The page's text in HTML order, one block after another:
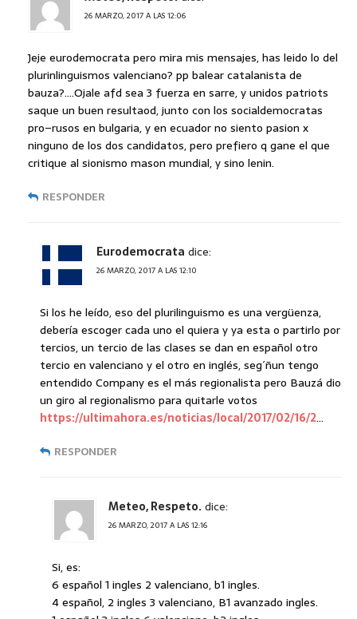
26 MARZO, 2017 A LAS 12:06
Jeje eurodemocrata pero mira mis mensajes, has leido lo del
plurinlinguismos valenciano? pp balear catalanista de
bauza?….Ojale afd sea 3 fuerza en sarre, y unidos patriots
saque un buen resultaod, junto con los socialdemocratas
pro–rusos en bulgaria, y en ecuador no siento pasion x
ninguno de los dos candidatos, pero prefiero q gane el que
critique al sionismo mason mundial, y sino lenin.
RESPONDER
Eurodemocrata dice:
26 MARZO, 2017 A LAS 12:10
Si los he leído, eso del plurilinguismo es una vergüenza,
debería escoger cada uno el quiera y ya esta o partirlo por
tercios, un tercio de las clases se dan en español otro
tercio en valenciano y el otro en inglés, seg´ñun tengo
entendido Company es el más regionalista pero Bauzá dio
un giro al regionalismo para quitarle votos
https://ultimahora.es/noticias/local/2017/02/16/2…
RESPONDER
Meteo, Respeto.dice:
26 MARZO, 2017 A LAS 12:16
Si, es:
6 español 1 ingles 2 valenciano, b1 ingles.
4 español, 2 ingles 3 valenciano, B1 avanzado ingles.